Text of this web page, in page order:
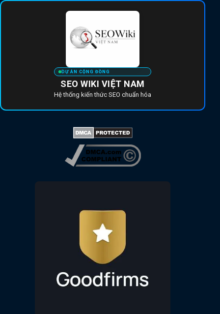
DỰ ÁN CỘNG ĐỒNG
SEO WIKI VIỆT NAM
Hệ thống kiến thức SEO chuẩn hóa